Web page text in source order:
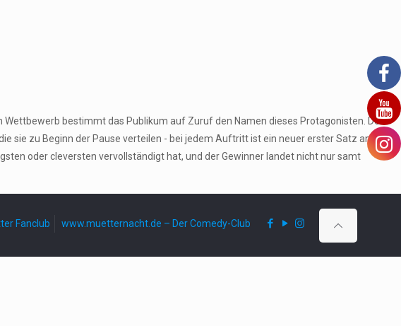
bestimmt das Publikum auf Zuruf den Namen dieses Protagonisten. Den
sie zu Beginn der Pause verteilen - bei jedem Auftritt ist ein neuer erster Satz an der
oder cleversten vervollständigt hat, und der Gewinner landet nicht nur samt
Fanclub www.muetternacht.de – Der Comedy-Club